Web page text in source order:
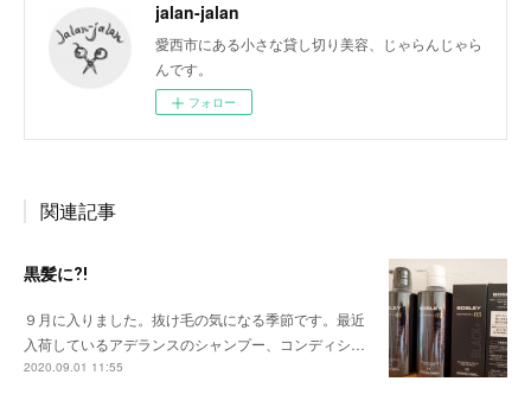
jalan-jalan
愛西市にある小さな貸し切り美容、じゃらんじゃら
んです。
フォロー
関連記事
黒髪に⁈
９月に入りました。抜け毛の気になる季節です。最近
入荷しているアデランスのシャンプー、コンディシ…
2020.09.01 11:55